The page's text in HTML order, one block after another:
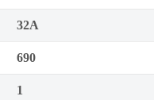
32А
690
1